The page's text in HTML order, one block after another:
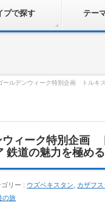
プで探す テー
ルデンウィーク特別企画 トルキ
ィーク特別企画
道の魅力を極める
ゴリー : ウズベキスタン カザフス
の旅